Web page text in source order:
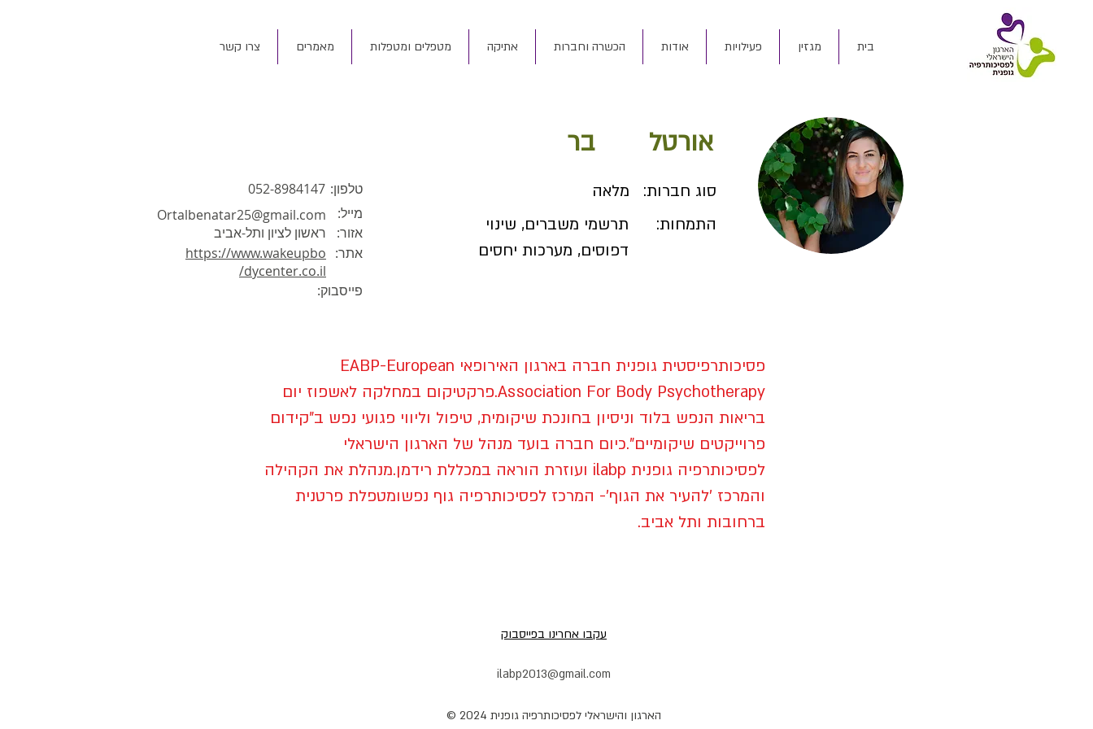
בית מגזין פעילויות אודות הכשרה וחברות אתיקה מטפלים ומטפלות מאמרים צרו קשר
בר אורטל
טלפון: 052-8984147
מייל:
Ortalbenatar25@gmail.com
אזור:
ראשון לציון ותל-אביב
אתר: https://www.wakeupbo
dycenter.co.il/
פייסבוק:
מלאה
תרשמי משברים, שינוי
דפוסים, מערכות יחסים
סוג חברות:
התמחות:
פסיכותרפיסטית גופנית חברה בארגון האירופאי EABP-European
Association For Body Psychotherapy.פרקטיקום במחלקה לאשפוז יום
בריאות הנפש בלוד וניסיון בחונכת שיקומית, טיפול וליווי פגועי נפש ב"קידום
פרוייקטים שיקומיים".כיום חברה בועד מנהל של הארגון הישראלי
לפסיכותרפיה גופנית ilabp ועוזרת הוראה במכללת רידמן.מנהלת את הקהילה
והמרכז 'להעיר את הגוף'- המרכז לפסיכותרפיה גוף נפשומטפלת פרטנית
ברחובות ותל אביב.
עקבו אחרינו בפייסבוק
ilabp2013@gmail.com
הארגון והישראלי לפסיכותרפיה גופנית 2024 ©